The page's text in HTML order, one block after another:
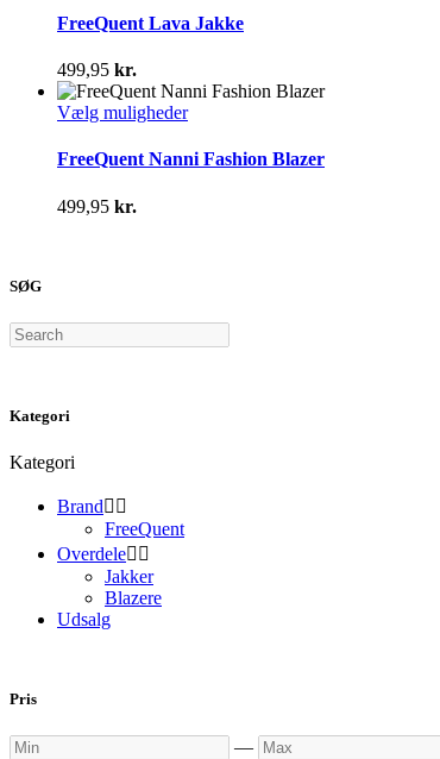
varesiden
699,95 kr..300,00 kr..
har
Mulighederne
kan
vælges
på
varesiden
FreeQuent Lava Jakke
499,95 kr.
Vælg mulighederDette
har
FreeQuent Nanni Fashion Blazer
499,95 kr.
SØG
Search
Kategori
Kategori
Brand 
FreeQuent
Overdele 
Jakker
Blazere
Udsalg
Pris
Min — Max